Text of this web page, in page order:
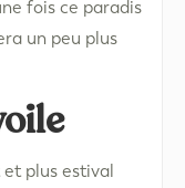
fois ce paradis
un peu plus
plus estival